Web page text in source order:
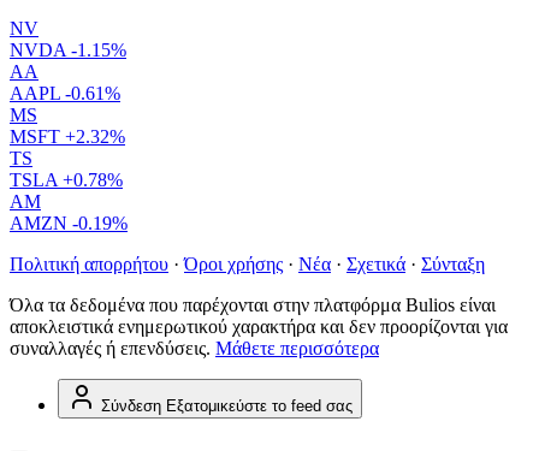
NV
NVDA -1.15%
AA
AAPL -0.61%
MS
MSFT +2.32%
TS
TSLA +0.78%
AM
AMZN -0.19%
Πολιτική απορρήτου · Όροι χρήσης · Νέα · Σχετικά · Σύνταξη
Όλα τα δεδομένα που παρέχονται στην πλατφόρμα Bulios είναι
αποκλειστικά ενημερωτικού χαρακτήρα και δεν προορίζονται για
συναλλαγές ή επενδύσεις. Μάθετε περισσότερα
Σύνδεση Εξατομικεύστε το feed σας